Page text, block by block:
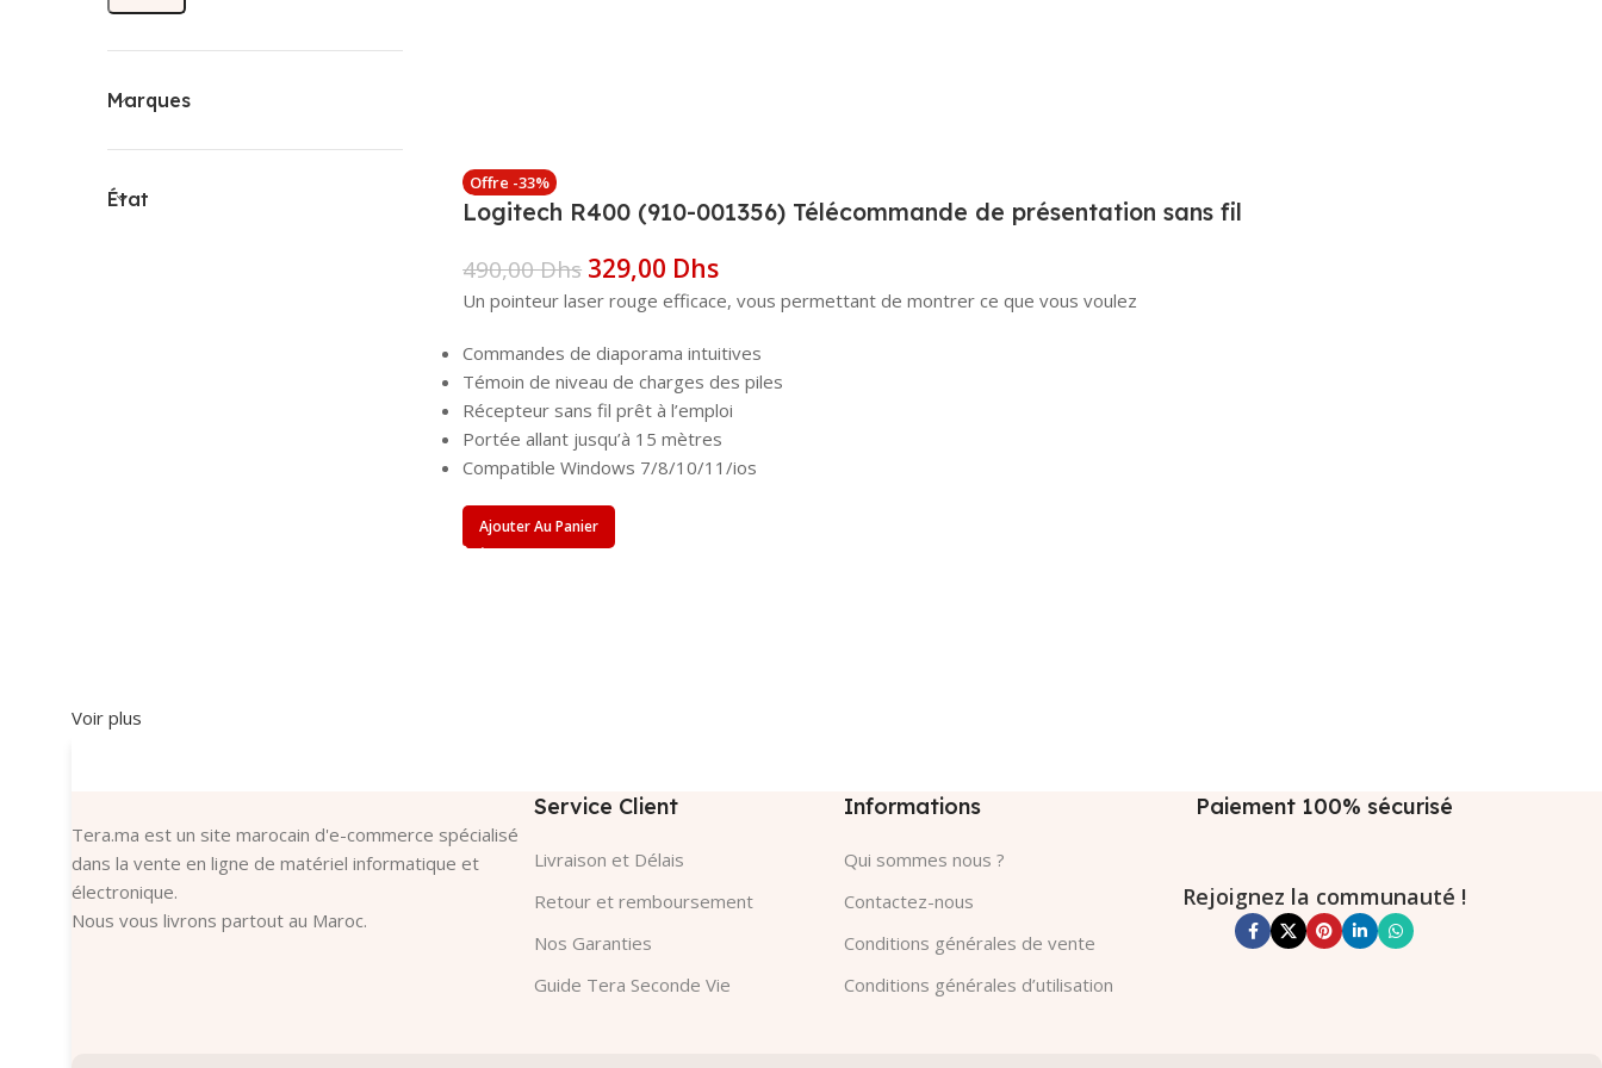
Marques
État
Offre -33%
Logitech R400 (910-001356) Télécommande de présentation sans fil
490,00Dhs 329,00 Dhs
Un pointeur laser rouge efficace, vous permettant de montrer ce que vous voulez
Commandes de diaporama intuitives
Témoin de niveau de charges des piles
Récepteur sans fil prêt à l’emploi
Portée allant jusqu’à 15 mètres
Compatible Windows 7/8/10/11/ios
Ajouter Au Panier
Voir plus
Tera.ma est un site marocain d'e-commerce spécialisé
dans la vente en ligne de matériel informatique et
électronique.
Nous vous livrons partout au Maroc.
Service Client
Livraison et Délais
Retour et remboursement
Nos Garanties​
Guide Tera Seconde Vie
Informations
Qui sommes nous ?
Contactez-nous
Conditions générales de vente
Conditions générales d’utilisation
Paiement 100% sécurisé
Rejoignez la communauté !